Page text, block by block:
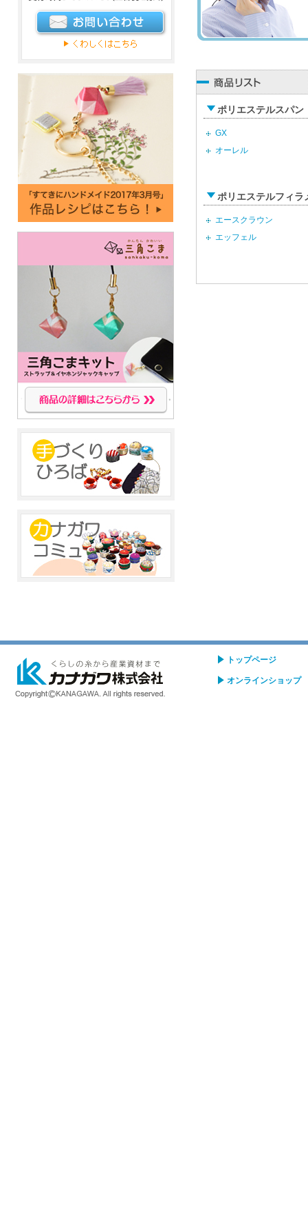
ポリエステルスパン
GX
オーレル
ポリエステルフィラ
エースクラウン
エッフェル
トップページ
オンラインショップ